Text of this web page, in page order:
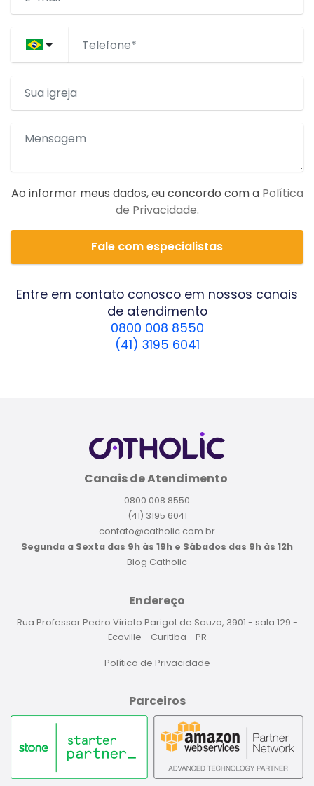
Ao informar meus dados, eu concordo com a Política
de Privacidade.
Fale com especialistas
Entre em contato conosco em nossos canais
de atendimento
0800 008 8550
(41) 3195 6041
Canais de Atendimento
0800 008 8550
(41) 3195 6041
contato@catholic.com.br
Segunda a Sexta das 9h às 19h e Sábados das 9h às 12h
Blog Catholic
Endereço
Rua Professor Pedro Viriato Parigot de Souza, 3901 - sala 129 -
Ecoville - Curitiba - PR
Política de Privacidade
Parceiros